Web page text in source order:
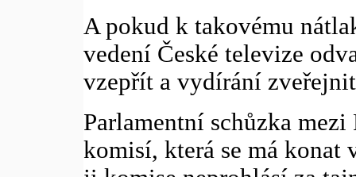
A pokud k takovému
vedení České televize
vzepřít a vydírání
Parlamentní schůzka
komisí, která se má konat